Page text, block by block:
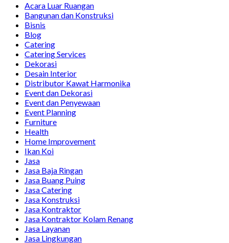
Acara Luar Ruangan
Bangunan dan Konstruksi
Bisnis
Blog
Catering
Catering Services
Dekorasi
Desain Interior
Distributor Kawat Harmonika
Event dan Dekorasi
Event dan Penyewaan
Event Planning
Furniture
Health
Home Improvement
Ikan Koi
Jasa
Jasa Baja Ringan
Jasa Buang Puing
Jasa Catering
Jasa Konstruksi
Jasa Kontraktor
Jasa Kontraktor Kolam Renang
Jasa Layanan
Jasa Lingkungan